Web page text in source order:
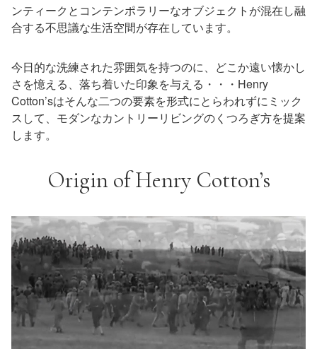
ンティークとコンテンポラリーなオブジェクトが混在し融
合する不思議な生活空間が存在しています。
今日的な洗練された雰囲気を持つのに、どこか遠い懐かし
さを憶える、落ち着いた印象を与える・・・Henry
Cotton’sはそんな二つの要素を形式にとらわれずにミック
スして、モダンなカントリーリビングのくつろぎ方を提案
します。
Origin of Henry Cotton’s